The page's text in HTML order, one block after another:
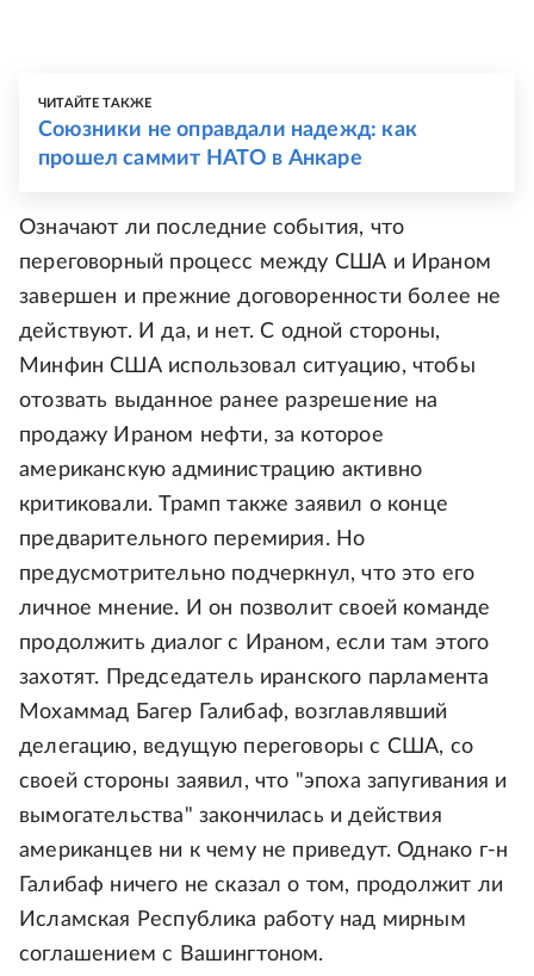
ЧИТАЙТЕ ТАКЖЕ
Союзники не оправдали надежд: как
прошел саммит НАТО в Анкаре
Означают ли последние события, что
переговорный процесс между США и Ираном
завершен и прежние договоренности более не
действуют. И да, и нет. С одной стороны,
Минфин США использовал ситуацию, чтобы
отозвать выданное ранее разрешение на
продажу Ираном нефти, за которое
американскую администрацию активно
критиковали. Трамп также заявил о конце
предварительного перемирия. Но
предусмотрительно подчеркнул, что это его
личное мнение. И он позволит своей команде
продолжить диалог с Ираном, если там этого
захотят. Председатель иранского парламента
Мохаммад Багер Галибаф, возглавлявший
делегацию, ведущую переговоры с США, со
своей стороны заявил, что "эпоха запугивания и
вымогательства" закончилась и действия
американцев ни к чему не приведут. Однако г-н
Галибаф ничего не сказал о том, продолжит ли
Исламская Республика работу над мирным
соглашением с Вашингтоном.